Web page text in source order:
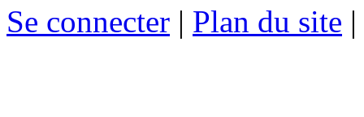
Se connecter | Plan du site |